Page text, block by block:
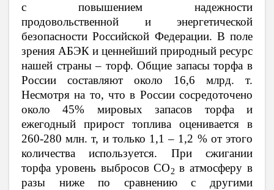
с повышением надежности
продовольственной и энергетической
безопасности Российской Федерации. В поле
зрения АБЭК и ценнейший природный ресурс
нашей страны – торф. Общие запасы торфа в
России составляют около 16,6 млрд. т.
Несмотря на то, что в России сосредоточено
около 45% мировых запасов торфа и
ежегодный прирост топлива оценивается в
260-280 млн. т, и только 1,1 – 1,2 % от этого
количества используется. При сжигании
торфа уровень выбросов СО 2 в атмосферу в
разы ниже по сравнению с другими